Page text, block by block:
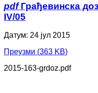
pdf Грађевинска
IV/05
Датум: 24 јул 2015
Преузми (363 KB)
2015-163-grdoz.pdf